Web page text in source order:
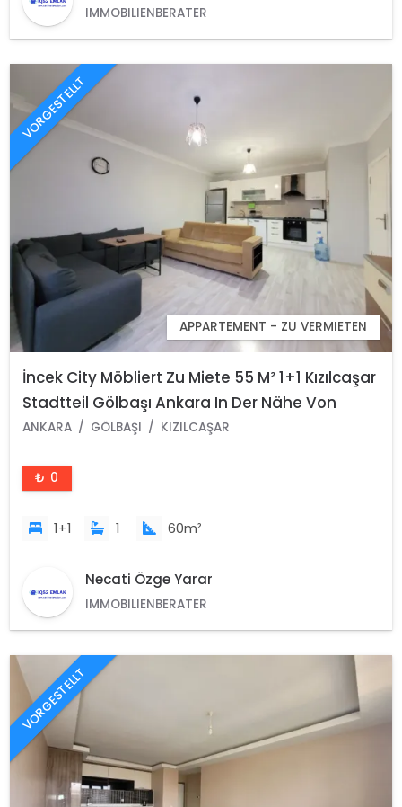
IMMOBILIENBERATER
VORGESTELLT
APPARTEMENT - ZU VERMIETEN
İncek City Möbliert Zu Miete 55 M² 1+1 Kızılcaşar
Stadtteil Gölbaşı Ankara In Der Nähe Von
Atılım Und Der Ufuk Universität
ANKARA GÖLBAŞI KIZILCAŞAR
₺ 0
1+1 1 60m²
Necati Özge Yarar
IMMOBILIENBERATER
VORGESTELLT